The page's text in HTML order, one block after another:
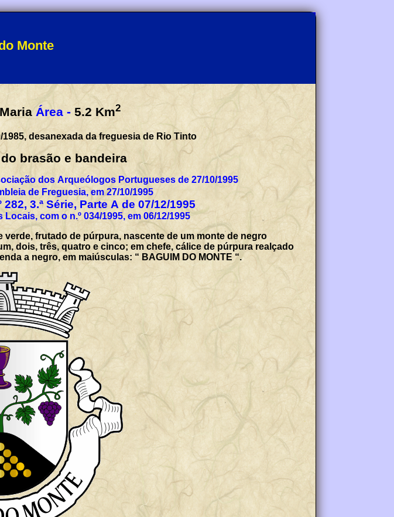
Monte
Área - 5.2 Km2
1985, desanexada da freguesia de Rio Tinto
do brasão e bandeira
dos Arqueólogos Portugueses de 27/10/1995
de Freguesia, em 27/10/1995
3.ª Série, Parte A de 07/12/1995
com o n.º 034/1995, em 06/12/1995
frutado de púrpura, nascente de um monte de negro
dois, três, quatro e cinco; em chefe, cálice de púrpura realçado
a negro, em maiúsculas: “ BAGUIM DO MONTE “.